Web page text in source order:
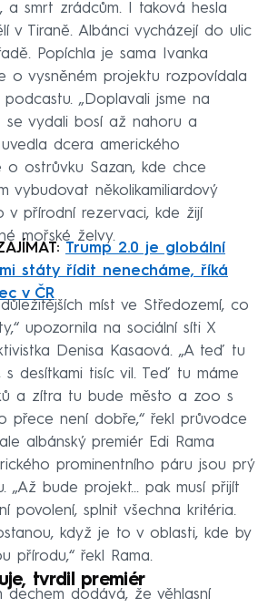
a smrt zrádcům. I taková hesla
v Tiraně. Albánci vycházejí do ulic
Popíchla je sama Ivanka
o vysněném projektu rozpovídala
„Doplavali jsme na
se vydali bosí až nahoru a
dcera amerického
o ostrůvku Sazan, kde chce
vybudovat několikamiliardový
v přírodní rezervaci, kde žijí
mořské želvy.
Trump 2.0 je globální
státy řídit nenecháme, říká
v ČR
míst ve Středozemí, co
upozornila na sociální síti X
Denisa Kasaová. „A teď tu
s desítkami tisíc vil. Teď tu máme
a zítra tu bude město a zoo s
přece není dobře,“ řekl průvodce
albánský premiér Edi Rama
prominentního páru jsou prý
„Až bude projekt... pak musí přijít
povolení, splnit všechna kritéria.
když je to v oblasti, kde by
přírodu,“ řekl Rama.
tvrdil premiér
dechem dodává, že věhlasní